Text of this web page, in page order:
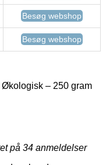
Besøg webshop
Besøg webshop
– 250 gram
på 34 anmeldelser